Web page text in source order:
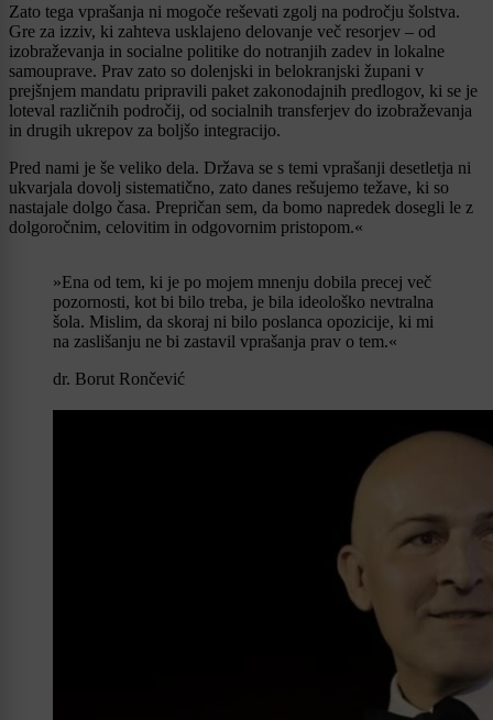
Zato tega vprašanja ni mogoče reševati zgolj na področju šolstva.
Gre za izziv, ki zahteva usklajeno delovanje več resorjev – od
izobraževanja in socialne politike do notranjih zadev in lokalne
samouprave. Prav zato so dolenjski in belokranjski župani v
prejšnjem mandatu pripravili paket zakonodajnih predlogov, ki se je
loteval različnih področij, od socialnih transferjev do izobraževanja
in drugih ukrepov za boljšo integracijo.
Pred nami je še veliko dela. Država se s temi vprašanji desetletja ni
ukvarjala dovolj sistematično, zato danes rešujemo težave, ki so
nastajale dolgo časa. Prepričan sem, da bomo napredek dosegli le z
dolgoročnim, celovitim in odgovornim pristopom.«
»Ena od tem, ki je po mojem mnenju dobila precej več
pozornosti, kot bi bilo treba, je bila ideološko nevtralna
šola. Mislim, da skoraj ni bilo poslanca opozicije, ki mi
na zaslišanju ne bi zastavil vprašanja prav o tem.«
dr. Borut Rončević